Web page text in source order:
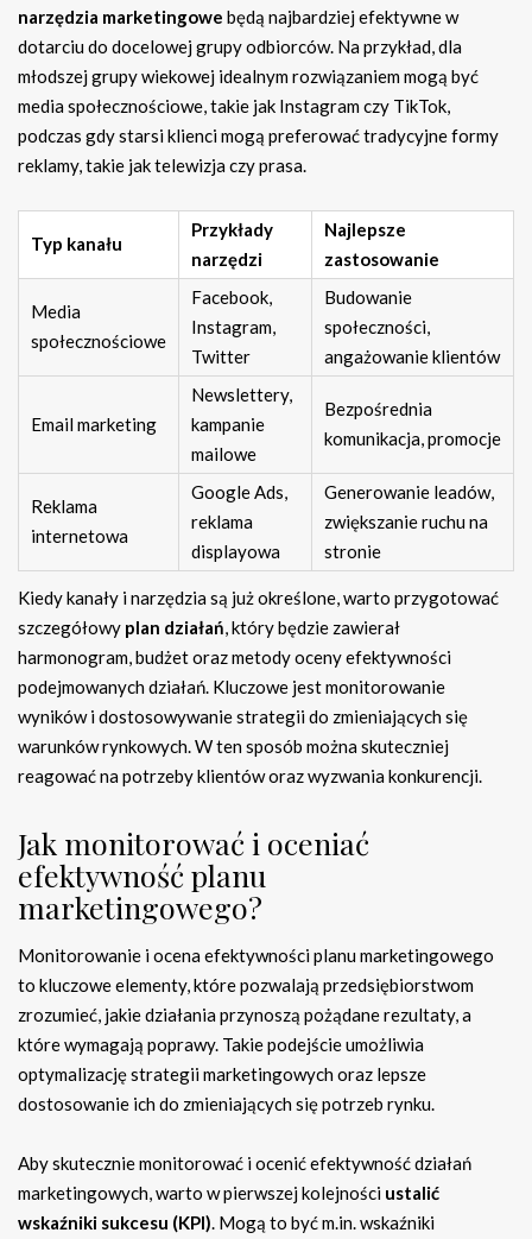
narzędzia marketingowe będą najbardziej efektywne w
dotarciu do docelowej grupy odbiorców. Na przykład, dla
młodszej grupy wiekowej idealnym rozwiązaniem mogą być
media społecznościowe, takie jak Instagram czy TikTok,
podczas gdy starsi klienci mogą preferować tradycyjne formy
reklamy, takie jak telewizja czy prasa.
Typ kanału
Przykłady
narzędzi
Najlepsze
zastosowanie
Media
społecznościowe
Facebook,
Instagram,
Twitter
Budowanie
społeczności,
angażowanie klientów
Email marketing
Newslettery,
kampanie
mailowe
Bezpośrednia
komunikacja, promocje
Reklama
internetowa
Google Ads,
reklama
displayowa
Generowanie leadów,
zwiększanie ruchu na
stronie
Kiedy kanały i narzędzia są już określone, warto przygotować
szczegółowy plan działań, który będzie zawierał
harmonogram, budżet oraz metody oceny efektywności
podejmowanych działań. Kluczowe jest monitorowanie
wyników i dostosowywanie strategii do zmieniających się
warunków rynkowych. W ten sposób można skuteczniej
reagować na potrzeby klientów oraz wyzwania konkurencji.
Jak monitorować i oceniać
efektywność planu
marketingowego?
Monitorowanie i ocena efektywności planu marketingowego
to kluczowe elementy, które pozwalają przedsiębiorstwom
zrozumieć, jakie działania przynoszą pożądane rezultaty, a
które wymagają poprawy. Takie podejście umożliwia
optymalizację strategii marketingowych oraz lepsze
dostosowanie ich do zmieniających się potrzeb rynku.
Aby skutecznie monitorować i ocenić efektywność działań
marketingowych, warto w pierwszej kolejności ustalić
wskaźniki sukcesu (KPI). Mogą to być m.in. wskaźniki